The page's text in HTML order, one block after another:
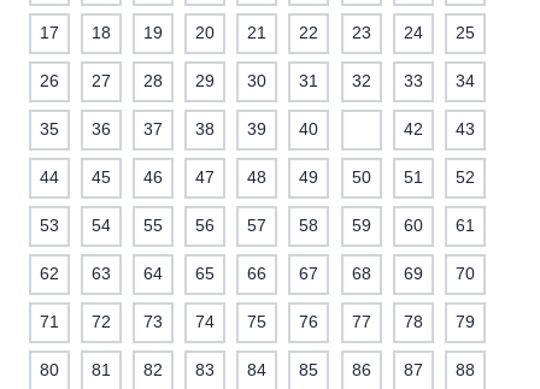
17 18 19 20 21 22 23 24 25
26 27 28 29 30 31 32 33 34
35 36 37 38 39 40 42 43
44 45 46 47 48 49 50 51 52
53 54 55 56 57 58 59 60 61
62 63 64 65 66 67 68 69 70
71 72 73 74 75 76 77 78 79
80 81 82 83 84 85 86 87 88